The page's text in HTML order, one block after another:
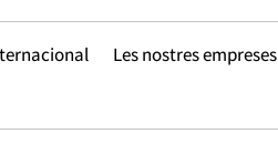
Les nostres empreses